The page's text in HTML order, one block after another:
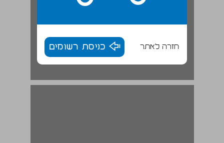
חזרה לאתר כניסת רשומים
לפעילות ארגונית ... 26